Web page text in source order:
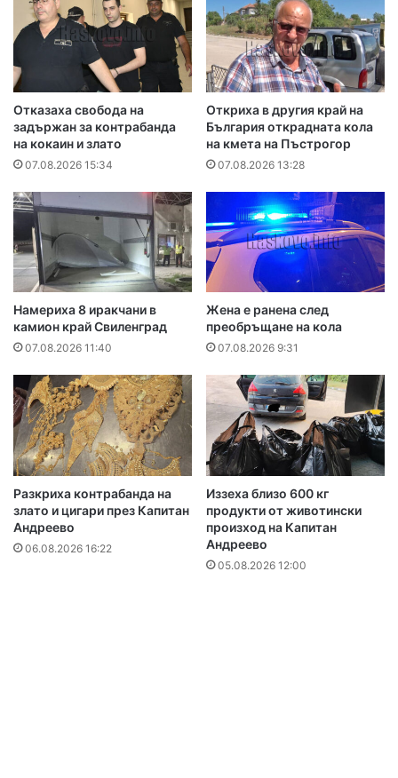
Отказаха свобода на
задържан за контрабанда
на кокаин и злато
07.08.2026 15:34
Откриха в другия край на
България открадната кола
на кмета на Пъстрогор
07.08.2026 13:28
Намериха 8 иракчани в
камион край Свиленград
07.08.2026 11:40
Жена е ранена след
преобръщане на кола
07.08.2026 9:31
Разкриха контрабанда на
злато и цигари през Капитан
Андреево
06.08.2026 16:22
Иззеха близо 600 кг
продукти от животински
произход на Капитан
Андреево
05.08.2026 12:00